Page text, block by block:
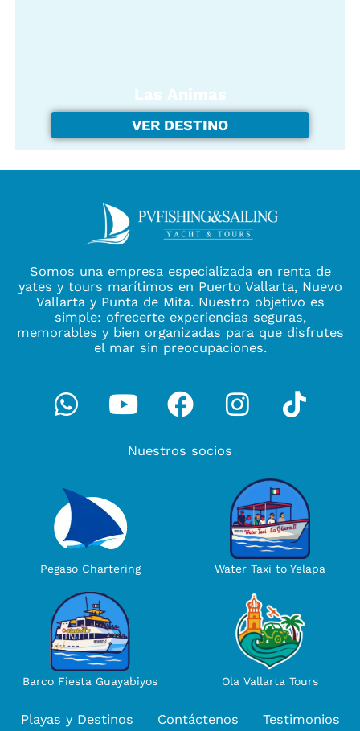
Las Animas
VER DESTINO
Somos una empresa especializada en renta de
yates y tours marítimos en Puerto Vallarta, Nuevo
Vallarta y Punta de Mita. Nuestro objetivo es
simple: ofrecerte experiencias seguras,
memorables y bien organizadas para que disfrutes
el mar sin preocupaciones.
Whatsapp
YoutubeFacebook
Nuestros socios
Pegaso Chartering Water Taxi to Yelapa
Barco Fiesta Guayabiyos Ola Vallarta Tours
Playas y Destinos Contáctenos Testimonios